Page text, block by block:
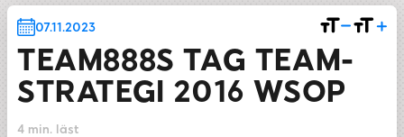
TEAM888S TAG TEAM-
STRATEGI 2016 WSOP
07.11.2023
4 min. läst